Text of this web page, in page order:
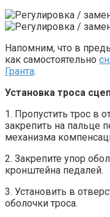
Напомним, что в
как самостоятельно
Гранта.
Установка троса
1. Пропустить трос в
закрепить на пальце
механизма
2. Закрепите упор
кронштейна педалей.
3. Установить в
оболочки троса.